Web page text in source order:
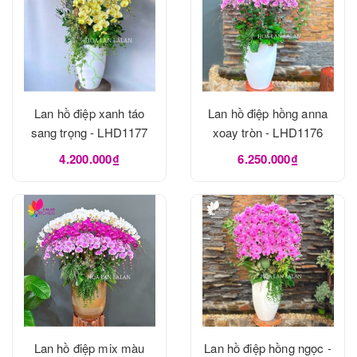
Lan hồ điệp xanh táo
sang trọng - LHD1177
4.200.000₫
Lan hồ điệp hồng anna
xoay tròn - LHD1176
6.250.000₫
Lan hồ điệp mix màu
Lan hồ điệp hồng ngọc -